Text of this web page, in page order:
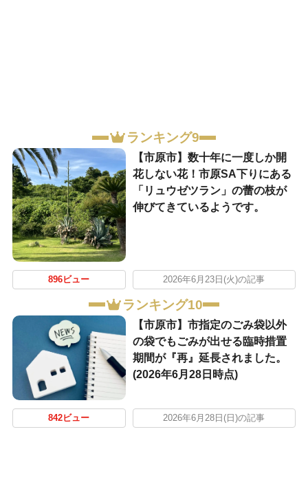
ランキング9
【市原市】数十年に一度しか開
花しない花！市原SA下りにある
「リュウゼツラン」の蕾の枝が
伸びてきているようです。
896ビュー 2026年6月23日(火)の記事
ランキング10
【市原市】市指定のごみ袋以外
の袋でもごみが出せる臨時措置
期間が『再』延長されました。
(2026年6月28日時点)
842ビュー 2026年6月28日(日)の記事